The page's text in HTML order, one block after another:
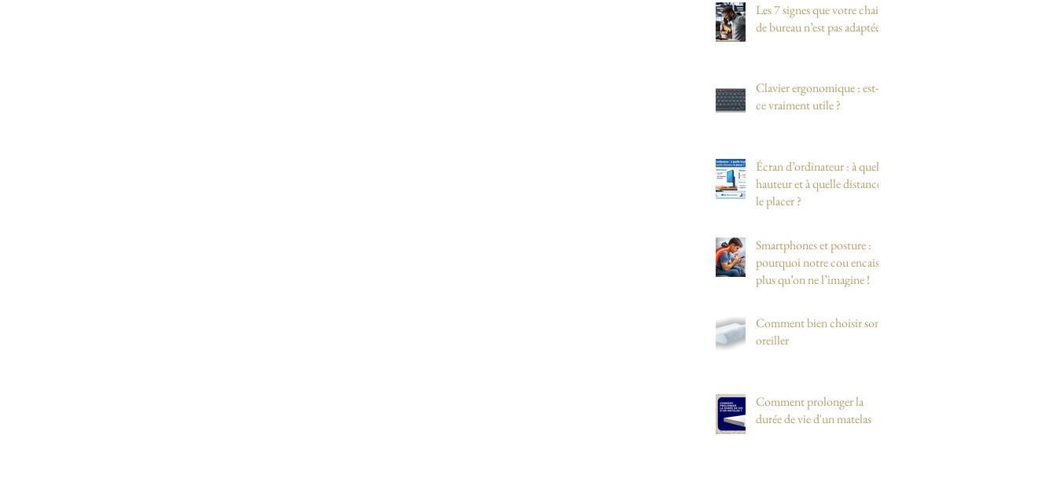
Les 7 signes que votre chaise
de bureau n’est pas adaptée
Clavier ergonomique : est-
ce vraiment utile ?
Écran d’ordinateur : à quelle
hauteur et à quelle distance
le placer ?
Smartphones et posture :
pourquoi notre cou encaisse
plus qu’on ne l’imagine !
Comment bien choisir son
oreiller
Comment prolonger la
durée de vie d'un matelas